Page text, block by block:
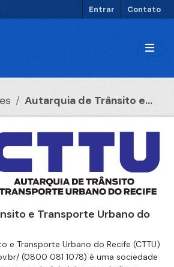
Entrar Contato
Autarquia de Trânsito e...
e Transporte Urbano do
e Transporte Urbano do Recife (CTTU)
(0800 081 1078) é uma sociedade